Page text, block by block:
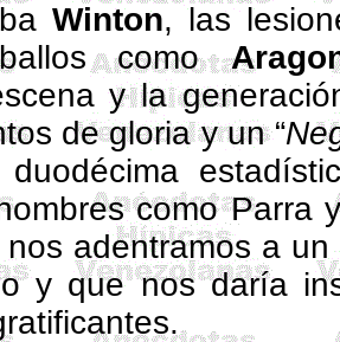
Winton, las
como
y la
de gloria y un “
como Parra
adentramos a
y que nos daría